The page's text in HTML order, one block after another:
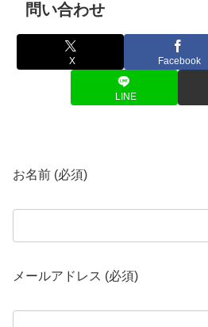
問い合わせ
X Facebook
LINE
お名前 (必須)
メールアドレス (必須)